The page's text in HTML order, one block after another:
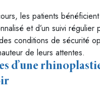
les patients bénéficient
et d’un suivi régulier
conditions de sécurité
de leurs attentes.
d’une